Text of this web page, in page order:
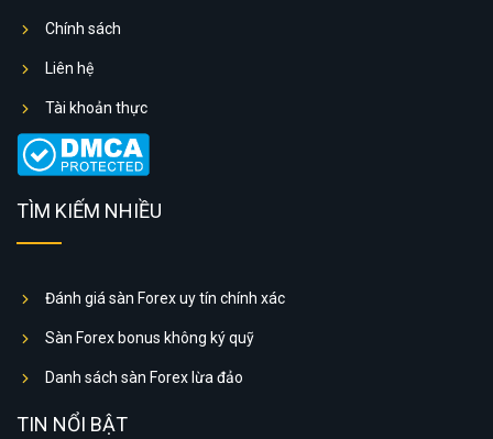
Chính sách
Liên hệ
Tài khoản thực
TÌM KIẾM NHIỀU
Đánh giá sàn Forex uy tín chính xác
Sàn Forex bonus không ký quỹ
Danh sách sàn Forex lừa đảo
TIN NỔI BẬT